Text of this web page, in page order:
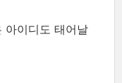
이디도 태어날